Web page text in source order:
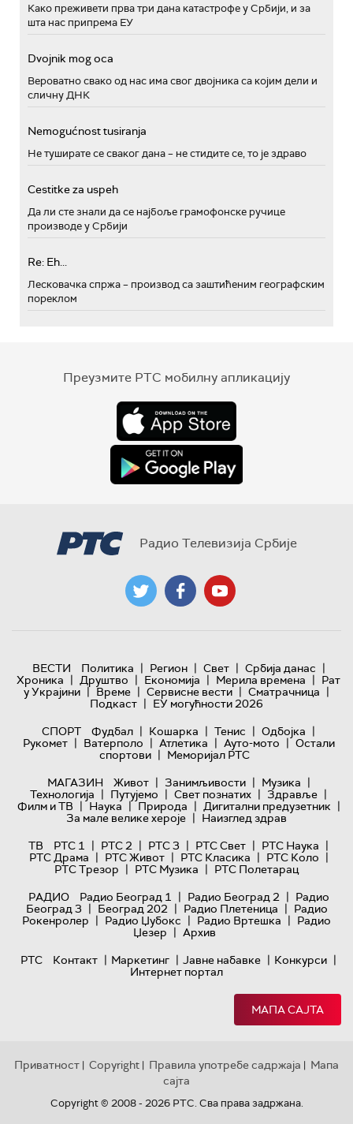
Како преживети прва три дана катастрофе у Србији, и за
шта нас припрема ЕУ
Dvojnik mog oca
Вероватно свако од нас има свог двојника са којим дели и
сличну ДНК
Nemogućnost tusiranja
Не туширате се сваког дана – не стидите се, то је здраво
Cestitke za uspeh
Да ли сте знали да се најбоље грамофонске ручице
производе у Србији
Re: Eh...
Лесковачка спржа – производ са заштићеним географским
пореклом
Преузмите РТС мобилну апликацију
Радио Телевизија Србије
ВЕСТИ Политика | Регион | Свет | Србија данас |
Хроника | Друштво | Економија | Мерила времена | Рат
у Украјини | Време | Сервисне вести | Сматрачница |
Подкаст | ЕУ могућности 2026
СПОРТ
Фудбал | Кошарка | Тенис | Одбојка |
Рукомет | Ватерполо | Атлетика | Ауто-мото | Остали
спортови | Меморијал РТС
МАГАЗИН
Живот | Занимљивости | Музика |
Технологијa | Путујемо | Свет познатих | Здравље |
Филм и ТВ | Наука | Природа | Дигитални предузетник |
За мале велике хероје | Наизглед здрав
ТВ
РТС 1 | РТС 2 | РТС 3 | РТС Свет | РТС Наука |
РТС Драма | РТС Живот | РТС Класика | РТС Коло |
РТС Трезор | РТС Музика | РТС Полетарац
РАДИО
Радио Београд 1 | Радио Београд 2 | Радио
Београд 3 | Београд 202 | Радио Плетеница | Радио
Рокенролер | Радио Џубокс | Радио Вртешка | Радио
Џезер | Архив
РТС
Контакт | Маркетинг | Јавне набавке | Конкурси |
Интернет портал
МАПА САЈТА
Приватност | Copyright | Правила употребе садржаја | Мапа
сајта
Copyright © 2008 - 2026 РТС. Сва права задржана.